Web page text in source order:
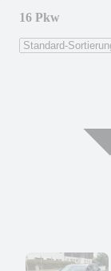
16 Pkw